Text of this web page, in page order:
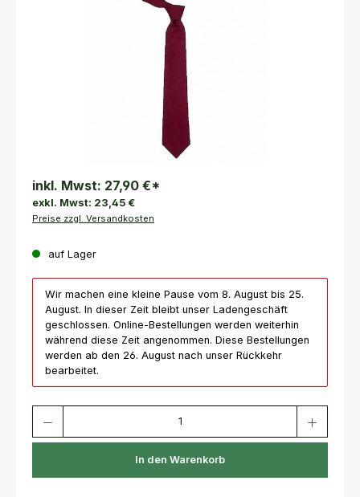
inkl. Mwst: 27,90 €*
exkl. Mwst: 23,45 €
Preise zzgl. Versandkosten
auf Lager
Wir machen eine kleine Pause vom 8. August bis 25.
August. In dieser Zeit bleibt unser Ladengeschäft
geschlossen. Online-Bestellungen werden weiterhin
während diese Zeit angenommen. Diese Bestellungen
werden ab den 26. August nach unser Rückkehr
bearbeitet.
In den Warenkorb